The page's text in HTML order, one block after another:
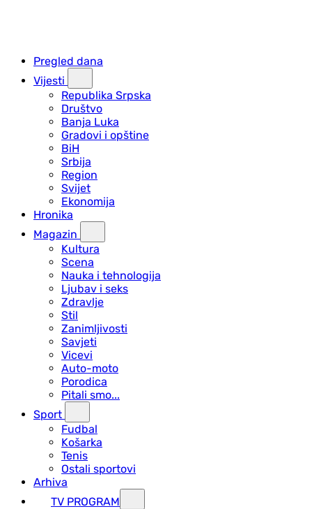
Pregled dana
Vijesti
Republika Srpska
Društvo
Banja Luka
Gradovi i opštine
BiH
Srbija
Region
Svijet
Ekonomija
Hronika
Magazin
Kultura
Scena
Nauka i tehnologija
Ljubav i seks
Zdravlje
Stil
Zanimljivosti
Savjeti
Vicevi
Auto-moto
Porodica
Pitali smo...
Sport
Fudbal
Košarka
Tenis
Ostali sportovi
Arhiva
TV PROGRAM